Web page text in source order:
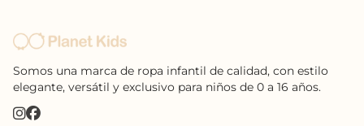
Somos una marca de ropa infantil de calidad, con estilo
elegante, versátil y exclusivo para niños de 0 a 16 años.